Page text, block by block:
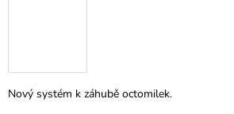
Nový systém k záhubě octomilek.